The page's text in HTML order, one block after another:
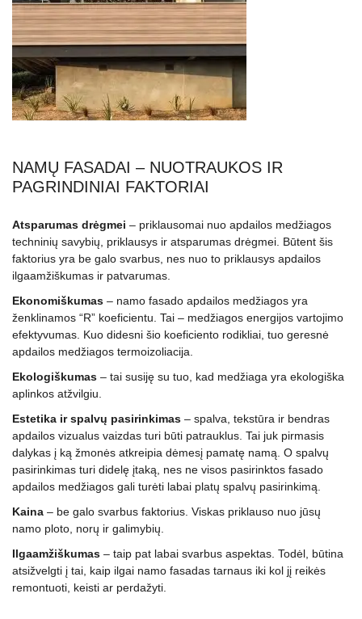
NAMŲ FASADAI – NUOTRAUKOS IR
PAGRINDINIAI FAKTORIAI
Atsparumas drėgmei – priklausomai nuo apdailos medžiagos
techninių savybių, priklausys ir atsparumas drėgmei. Būtent šis
faktorius yra be galo svarbus, nes nuo to priklausys apdailos
ilgaamžiškumas ir patvarumas.
Ekonomiškumas – namo fasado apdailos medžiagos yra
ženklinamos “R” koeficientu. Tai – medžiagos energijos vartojimo
efektyvumas. Kuo didesni šio koeficiento rodikliai, tuo geresnė
apdailos medžiagos termoizoliacija.
Ekologiškumas – tai susiję su tuo, kad medžiaga yra ekologiška
aplinkos atžvilgiu.
Estetika ir spalvų pasirinkimas – spalva, tekstūra ir bendras
apdailos vizualus vaizdas turi būti patrauklus. Tai juk pirmasis
dalykas į ką žmonės atkreipia dėmesį pamatę namą. O spalvų
pasirinkimas turi didelę įtaką, nes ne visos pasirinktos fasado
apdailos medžiagos gali turėti labai platų spalvų pasirinkimą.
Kaina – be galo svarbus faktorius. Viskas priklauso nuo jūsų
namo ploto, norų ir galimybių.
Ilgaamžiškumas – taip pat labai svarbus aspektas. Todėl, būtina
atsižvelgti į tai, kaip ilgai namo fasadas tarnaus iki kol jį reikės
remontuoti, keisti ar perdažyti.